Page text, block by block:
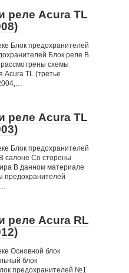
реле Acura TL
Блок предохранителей
Блок реле В
схемы
Acura TL (третье
реле Acura TL
Блок предохранителей
салоне Со стороны
В данном материале
предохранителей
реле Acura RL
Основной блок
блок
предохранителей №1